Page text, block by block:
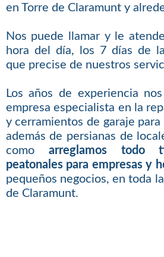
en Torre de Claramunt y
Nos puede llamar y le
hora del día, los 7 días de
que precise de nuestros
Los años de experiencia
empresa especialista en la
y cerramientos de garaje
además de persianas de
como arreglamos todo
peatonales para empresas y
pequeños negocios, en toda
de Claramunt.